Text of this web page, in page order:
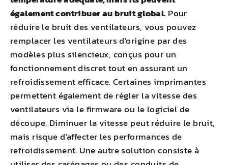
également contribuer au bruit global. Pour
réduire le bruit des ventilateurs, vous pouvez
remplacer les ventilateurs d'origine par des
modèles plus silencieux, conçus pour un
fonctionnement discret tout en assurant un
refroidissement efficace. Certaines imprimantes
permettent également de régler la vitesse des
ventilateurs via le firmware ou le logiciel de
découpe. Diminuer la vitesse peut réduire le bruit,
mais risque d'affecter les performances de
refroidissement. Une autre solution consiste à